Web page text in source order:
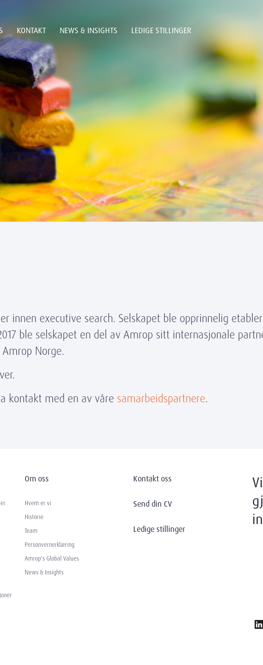
KONTAKT NEWS & INSIGHTS LEDIGE STILLINGER
innen executive search. Selskapet ble opprinnelig
ble selskapet en del av Amrop sitt internasjonale
Norge.
kontakt med en av våre samarbeidspartnere.
Om oss
Hvem er vi
Historie
Team
Personvernerklæring
Amrop's Global Values
News & Insights
Kontakt oss
Send din CV
Ledige stillinger